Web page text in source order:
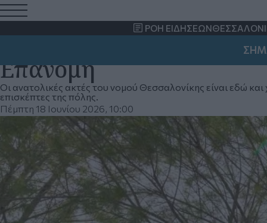
ΡΟΗ ΕΙΔΗΣΕΩΝ
ΣΗΜΑΝΤΙΚΟ:
Αφιέρωμα: Best of 2026 |
φαγητό, ποτό και beach
Επανομή
Οι ανατολικές ακτές του νομού Θεσσαλονίκης είναι εδώ
επισκέπτες της πόλης.
Πέμπτη 18 Ιουνίου 2026, 10:00